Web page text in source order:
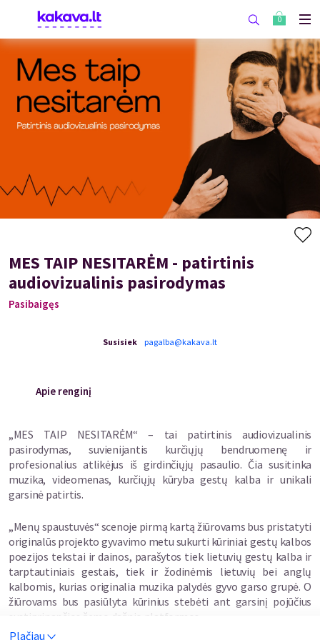
0
MES TAIP NESITARĖM - patirtinis
audiovizualinis pasirodymas
Pasibaigęs
Susisiek pagalba@kakava.lt
Apie renginį
„MES TAIP NESITARĖM“ – tai patirtinis audiovizualinis
pasirodymas, suvienijantis kurčiųjų bendruomenę ir
profesionalius atlikėjus iš girdinčiųjų pasaulio. Čia susitinka
muzika, videomenas, kurčiųjų kūryba gestų kalba ir unikali
garsinė patirtis.
„Menų spaustuvės“ scenoje pirmą kartą žiūrovams bus pristatyti
originalūs projekto gyvavimo metu sukurti kūriniai: gestų kalbos
poezijos tekstai ir dainos, parašytos tiek lietuvių gestų kalba ir
tarptautiniais gestais, tiek ir žodinėmis lietuvių bei anglų
kalbomis, kurias originalia muzika palydės gyvo garso grupė. O
žiūrovams bus pasiūlyta kūrinius stebėti ant garsinį pojūčius
sustiprinančios žemo dažnio platformos.
Plačiau